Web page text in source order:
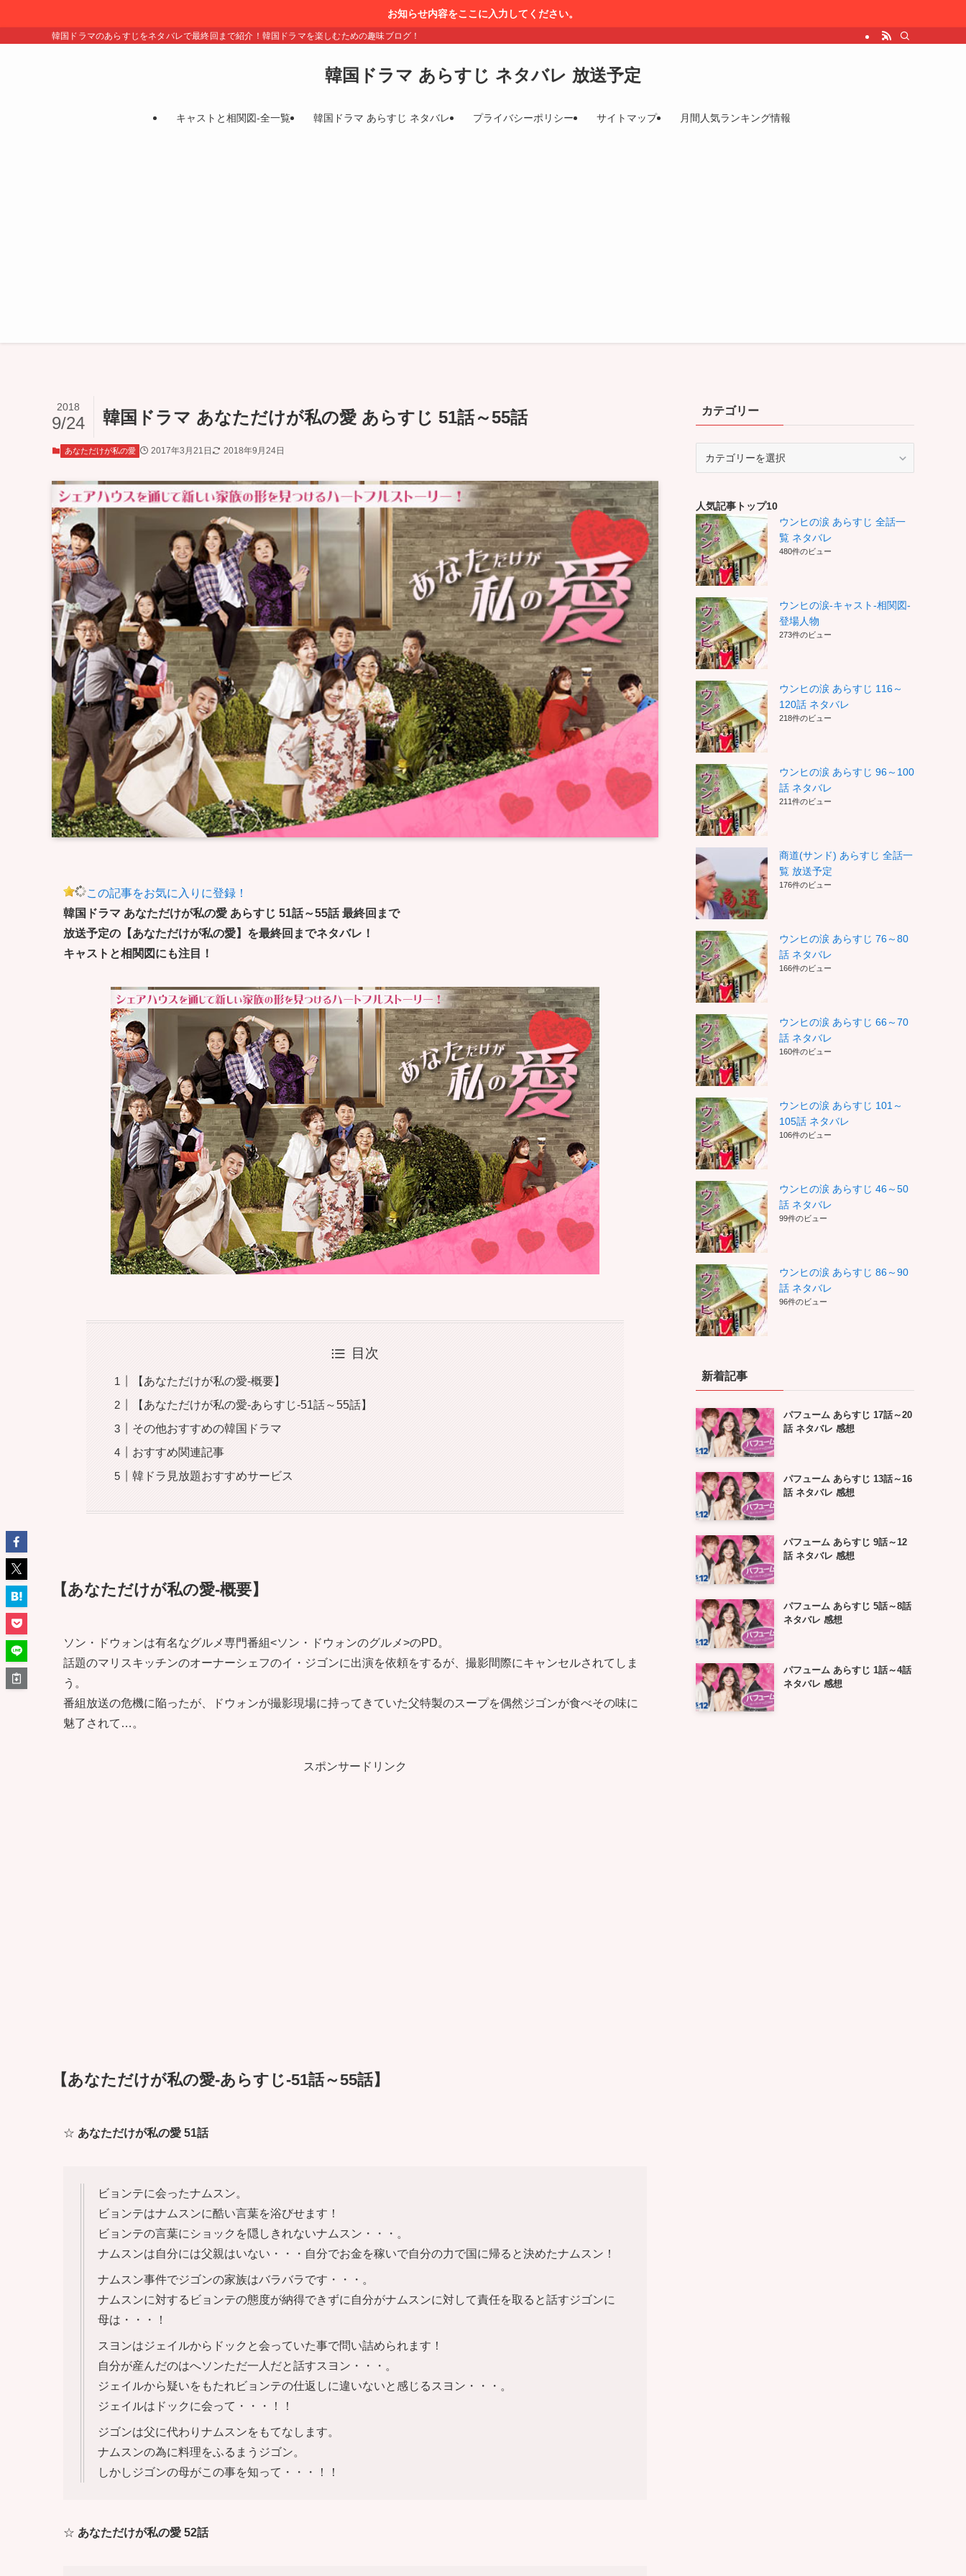
お知らせ内容をここに入力してください。
韓国ドラマのあらすじをネタバレで最終回まで紹介！韓国ドラマを楽しむための趣味ブログ！
韓国ドラマ あらすじ ネタバレ 放送予定
キャストと相関図-全一覧 韓国ドラマ あらすじ ネタバレ プライバシーポリシー サイトマップ 月間人気ランキング情報
韓国ドラマ あなただけが私の愛 あらすじ 51話～55話
2018
9/24
あなただけが私の愛 2017年3月21日 2018年9月24日
この記事をお気に入りに登録！
韓国ドラマ あなただけが私の愛 あらすじ 51話～55話 最終回まで
放送予定の【あなただけが私の愛】を最終回までネタバレ！
キャストと相関図にも注目！
目次
【あなただけが私の愛-概要】
【あなただけが私の愛-あらすじ-51話～55話】
その他おすすめの韓国ドラマ
おすすめ関連記事
韓ドラ見放題おすすめサービス
【あなただけが私の愛-概要】
ソン・ドウォンは有名なグルメ専門番組<ソン・ドウォンのグルメ>のPD。
話題のマリスキッチンのオーナーシェフのイ・ジゴンに出演を依頼をするが、撮影間際にキャンセルされてしま
う。
番組放送の危機に陥ったが、ドウォンが撮影現場に持ってきていた父特製のスープを偶然ジゴンが食べその味に
魅了されて…。
スポンサードリンク
【あなただけが私の愛-あらすじ-51話～55話】
☆ あなただけが私の愛 51話
ビョンテに会ったナムスン。
ビョンテはナムスンに酷い言葉を浴びせます！
ビョンテの言葉にショックを隠しきれないナムスン・・・。
ナムスンは自分には父親はいない・・・自分でお金を稼いで自分の力で国に帰ると決めたナムスン！
ナムスン事件でジゴンの家族はバラバラです・・・。
ナムスンに対するビョンテの態度が納得できずに自分がナムスンに対して責任を取ると話すジゴンに
母は・・・！
スヨンはジェイルからドックと会っていた事で問い詰められます！
自分が産んだのはへソンただ一人だと話すスヨン・・・。
ジェイルから疑いをもたれビョンテの仕返しに違いないと感じるスヨン・・・。
ジェイルはドックに会って・・・！！
ジゴンは父に代わりナムスンをもてなします。
ナムスンの為に料理をふるまうジゴン。
しかしジゴンの母がこの事を知って・・・！！
☆ あなただけが私の愛 52話
カテゴリー
ー
人気記事トップ10
ウンヒの涙 あらすじ 全話一
覧 ネタバレ
480件のビュー
ウンヒの涙-キャスト-相関図-
登場人物
273件のビュー
ウンヒの涙 あらすじ 116～
120話 ネタバレ
218件のビュー
ウンヒの涙 あらすじ 96～100
話 ネタバレ
211件のビュー
商道(サンド) あらすじ 全話一
覧 放送予定
176件のビュー
ウンヒの涙 あらすじ 76～80
話 ネタバレ
166件のビュー
ウンヒの涙 あらすじ 66～70
話 ネタバレ
160件のビュー
ウンヒの涙 あらすじ 101～
105話 ネタバレ
106件のビュー
ウンヒの涙 あらすじ 46～50
話 ネタバレ
99件のビュー
ウンヒの涙 あらすじ 86～90
話 ネタバレ
96件のビュー
新着記事
パフューム あらすじ 17話～20
話 ネタバレ 感想
パフューム あらすじ 13話～16
話 ネタバレ 感想
パフューム あらすじ 9話～12
話 ネタバレ 感想
パフューム あらすじ 5話～8話
ネタバレ 感想
パフューム あらすじ 1話～4話
ネタバレ 感想